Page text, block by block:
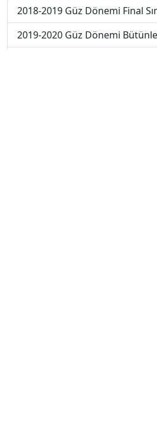
2018-2019 Güz Dönemi Final
2019-2020 Güz Dönemi